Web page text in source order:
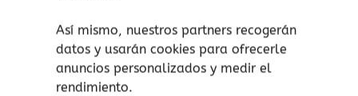
Así mismo, nuestros partners recogerán
datos y usarán cookies para ofrecerle
anuncios personalizados y medir el
rendimiento.
Ama tanto su profesión que divulga sus
conocimientos a través de su web y en el perfil
@comadronaenlaola. También es autora del
libro superventas Ser mamá. Guía del